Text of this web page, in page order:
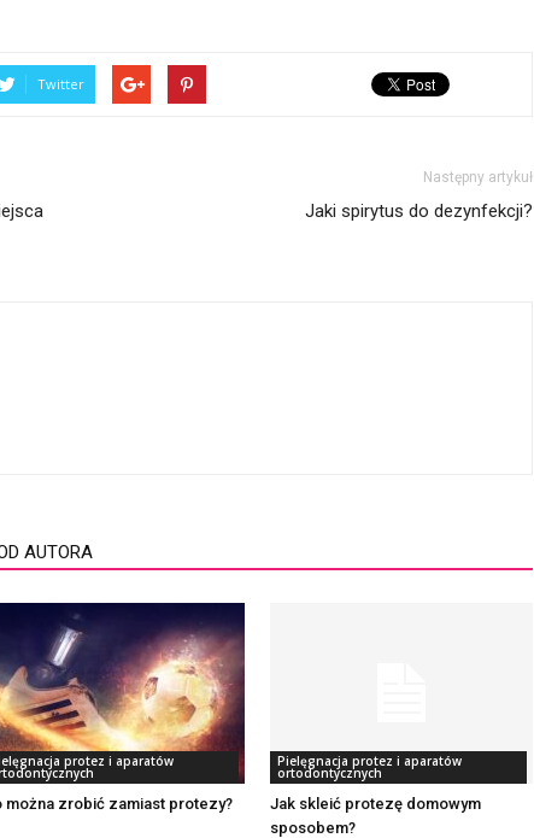
Twitter
Następny artykuł
Jaki spirytus do dezynfekcji?
AUTORA
protez i aparatów
można zrobić zamiast protezy?
Pielęgnacja protez i aparatów
ortodontycznych
Jak skleić protezę domowym
sposobem?